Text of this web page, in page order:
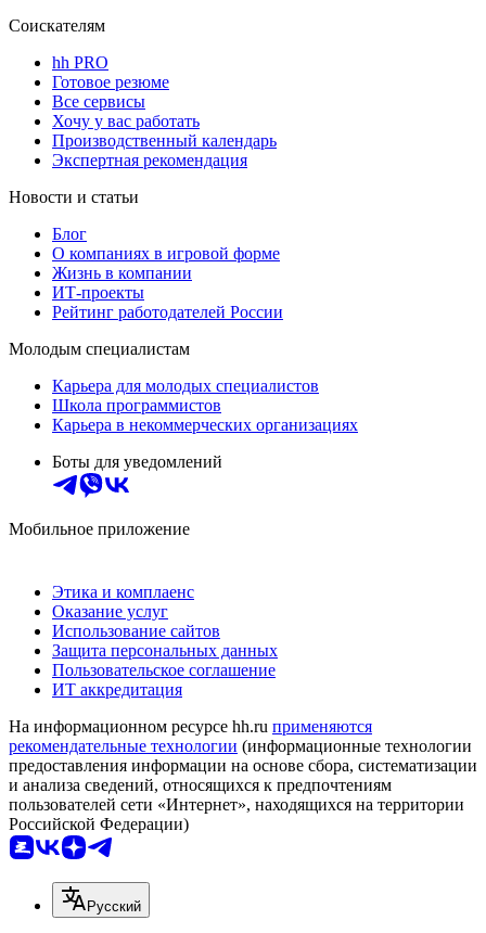
Соискателям
hh PRO
Готовое резюме
Все сервисы
Хочу у вас работать
Производственный календарь
Экспертная рекомендация
Новости и статьи
Блог
О компаниях в игровой форме
Жизнь в компании
ИТ-проекты
Рейтинг работодателей России
Молодым специалистам
Карьера для молодых специалистов
Школа программистов
Карьера в некоммерческих организациях
Боты для уведомлений
Мобильное приложение
Этика и комплаенс
Оказание услуг
Использование сайтов
Защита персональных данных
Пользовательское соглашение
ИТ аккредитация
На информационном ресурсе hh.ru применяются
рекомендательные технологии (информационные технологии
предоставления информации на основе сбора, систематизации
и анализа сведений, относящихся к предпочтениям
пользователей сети «Интернет», находящихся на территории
Российской Федерации)
Русский